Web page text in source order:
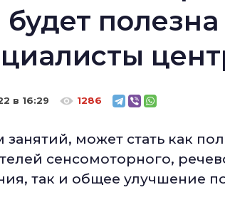
будет
в 16:29 1286
занятий, может стать как
сенсомоторного,
так и общее улучшение